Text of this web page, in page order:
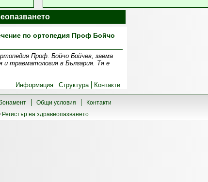
по ортопедия Проф Бойчо
Проф. Бойчо Бойчев, заема
и травматология в България. Тя е
Информация
Структура Контакти
Общи условия
Контакти
Регистър на здравеопазването